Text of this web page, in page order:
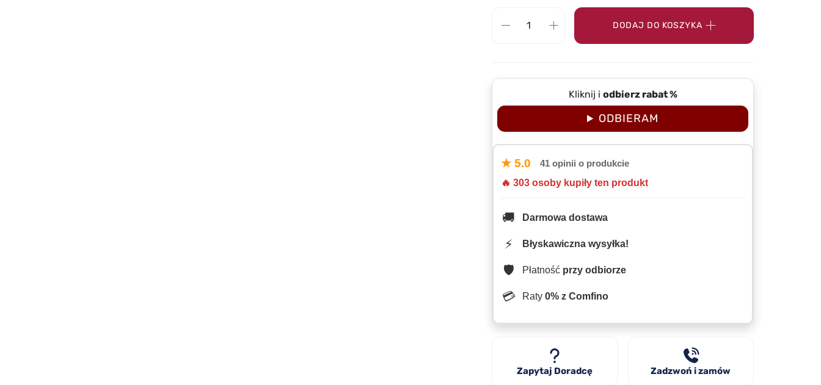
DODAJ DO KOSZYKA
Kliknij i odbierz rabat %
ODBIERAM
★ 5.0
41 opinii o produkcie
🔥 303 osoby kupiły ten produkt
🚚 Darmowa dostawa
⚡ Błyskawiczna wysyłka!
🛡️ Płatność przy odbiorze
💳 Raty 0% z Comfino
Zapytaj Doradcę Zadzwoń i zamów